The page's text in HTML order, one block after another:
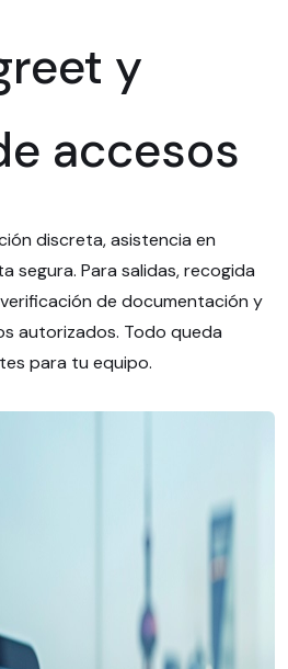
y
accesos
discreta, asistencia en
segura. Para salidas, recogida
de documentación y
autorizados. Todo queda
para tu equipo.